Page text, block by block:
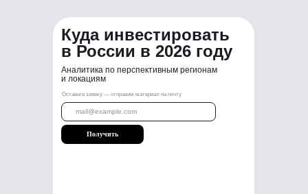
Куда инвестировать
в России в 2026 году
Аналитика по перспективным регионам
и локациям
Оставьте заявку — отправим материал на почту
Получить